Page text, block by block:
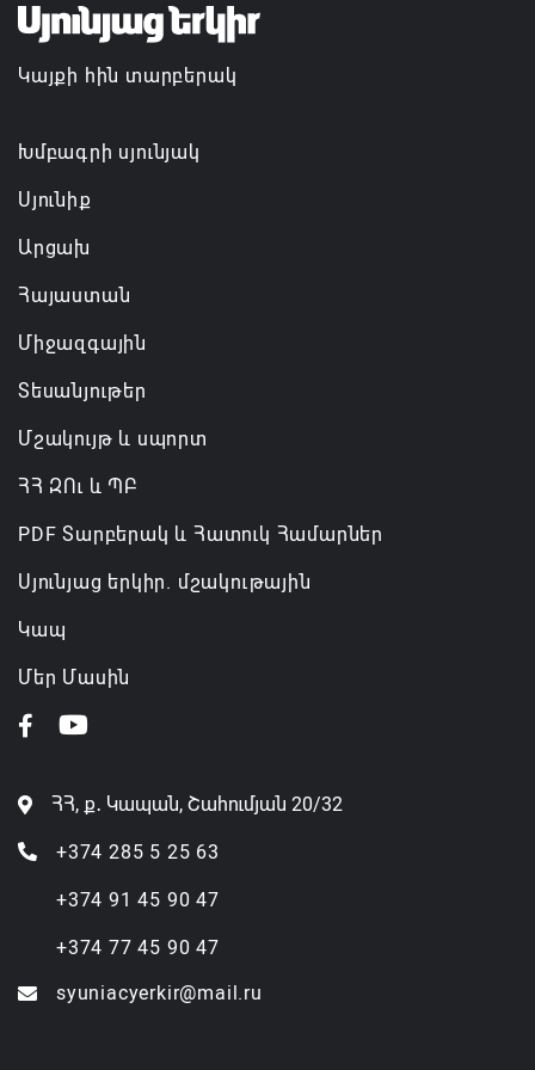
Կայքի հին տարբերակ
Խմբագրի սյունյակ
Սյունիք
Արցախ
Հայաստան
Միջազգային
Տեսանյութեր
Մշակույթ և սպորտ
ՀՀ ԶՈւ և ՊԲ
PDF Տարբերակ և Հատուկ Համարներ
Սյունյաց երկիր. մշակութային
Կապ
Մեր Մասին
ՀՀ, ք․ Կապան, Շահումյան 20/32
+374 285 5 25 63
+374 91 45 90 47
+374 77 45 90 47
syuniacyerkir@mail.ru